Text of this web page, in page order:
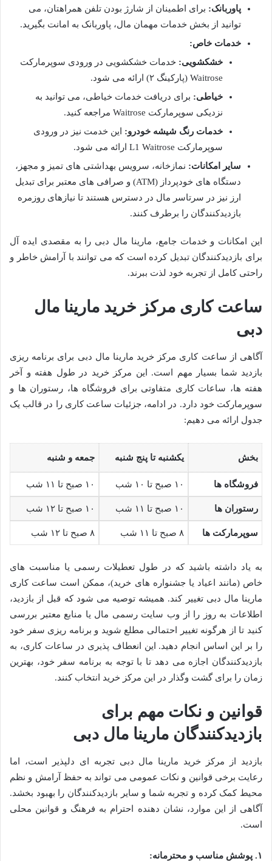
پاوربانک: برای اطمینان از شارژ بودن تلفن همراهتان، می
توانید از بخش خدمات مهمان مال، پاوربانک به امانت بگیرید.
خدمات خاص:
خشکشویی: خدمات خشکشویی در ورودی سوپرمارکت
Waitrose (پارکینگ ۲) ارائه می شود.
خیاطی: برای دریافت خدمات خیاطی، می توانید به
نزدیکی سوپرمارکت Waitrose مراجعه کنید.
خدمات رنگ شیشه خودرو: این خدمت نیز در ورودی
سوپرمارکت L1 Waitrose ارائه می شود.
سایر امکانات: نمازخانه، سرویس بهداشتی های تمیز و مجهز،
دستگاه های خودپرداز (ATM) و صرافی های معتبر برای تبدیل
ارز نیز در سرتاسر مال در دسترس هستند تا نیازهای روزمره
بازدیدکنندگان را برطرف کنند.
این امکانات و خدمات جامع، مارینا مال دبی را به مقصدی ایده آل
برای بازدیدکنندگان تبدیل کرده است که می توانند با آرامش خاطر و
راحتی کامل از تجربه خود لذت ببرند.
ساعت کاری مرکز خرید مارینا مال
دبی
آگاهی از ساعت کاری مرکز خرید مارینا مال دبی برای برنامه ریزی
بازدید شما بسیار مهم است. این مرکز خرید در طول هفته و آخر
هفته ها، ساعات کاری متفاوتی برای فروشگاه ها، رستوران ها و
سوپرمارکت خود دارد. در ادامه، جزئیات ساعت کاری را در قالب یک
جدول ارائه می دهیم:
بخش یکشنبه تا پنج شنبه جمعه و شنبه
فروشگاه ها ۱۰ صبح تا ۱۰ شب ۱۰ صبح تا ۱۱ شب
رستوران ها ۱۰ صبح تا ۱۱ شب ۱۰ صبح تا ۱۲ شب
سوپرمارکت ها ۸ صبح تا ۱۱ شب ۸ صبح تا ۱۲ شب
به یاد داشته باشید که در طول تعطیلات رسمی یا مناسبت های
خاص (مانند اعیاد یا جشنواره های خرید)، ممکن است ساعت کاری
مارینا مال دبی تغییر کند. همیشه توصیه می شود که قبل از بازدید،
اطلاعات به روز را از وب سایت رسمی مال یا منابع معتبر بررسی
کنید تا از هرگونه تغییر احتمالی مطلع شوید و برنامه ریزی سفر خود
را بر این اساس انجام دهید. این انعطاف پذیری در ساعات کاری، به
بازدیدکنندگان اجازه می دهد تا با توجه به برنامه سفر خود، بهترین
زمان را برای گشت وگذار در این مرکز خرید انتخاب کنند.
قوانین و نکات مهم برای
بازدیدکنندگان مارینا مال دبی
بازدید از مرکز خرید مارینا مال دبی تجربه ای دلپذیر است، اما
رعایت برخی قوانین و نکات عمومی می تواند به حفظ آرامش و نظم
محیط کمک کرده و تجربه شما و سایر بازدیدکنندگان را بهبود بخشد.
آگاهی از این موارد، نشان دهنده احترام به فرهنگ و قوانین محلی
است.
۱. پوشش مناسب و محترمانه: